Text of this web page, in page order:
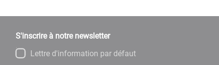
S'inscrire à notre newsletter
Lettre d'information par défaut